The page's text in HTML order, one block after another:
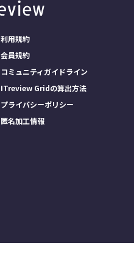
利用規約
会員規約
コミュニティガイドライン
ITreview Gridの算出方法
プライバシーポリシー
匿名加工情報